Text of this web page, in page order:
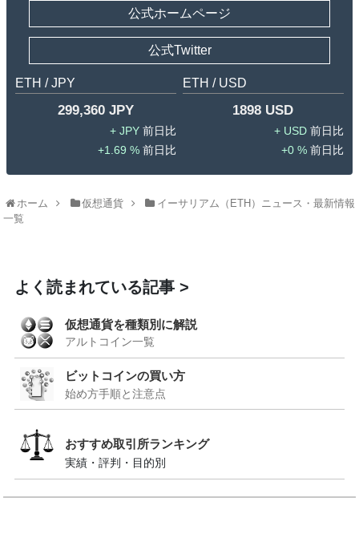
公式ホームページ
公式Twitter
ETH / JPY
299,360 JPY
JPY
1.69 %
ETH / USD
1898 USD
USD
0 %
ホーム 仮想通貨
イーサリアム（ETH）ニュース・最新情報
一覧
よく読まれている記事
仮想通貨を種類別に解説
アルトコイン一覧
ビットコインの買い方
始め方手順と注意点
おすすめ取引所ランキング
実績・評判・目的別